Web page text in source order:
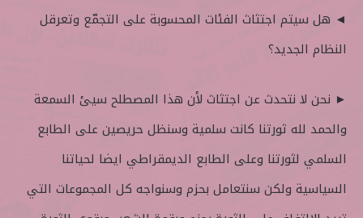
◄ هل سيتم اجتثاث الفئات المحسوبة على التجمّع وتعرقل
النظام الجديد؟
► نحن لا نتحدث عن اجتثاث لأن هذا المصطلح سيئ السمعة
والحمد لله ثورتنا كانت سلمية وسنظل حريصين على الطابع
السلمي لثورتنا وعلى الطابع الديمقراطي ايضا لحياتنا
السياسية ولكن سنتعامل بحزم وسنواجه كل المجموعات التي